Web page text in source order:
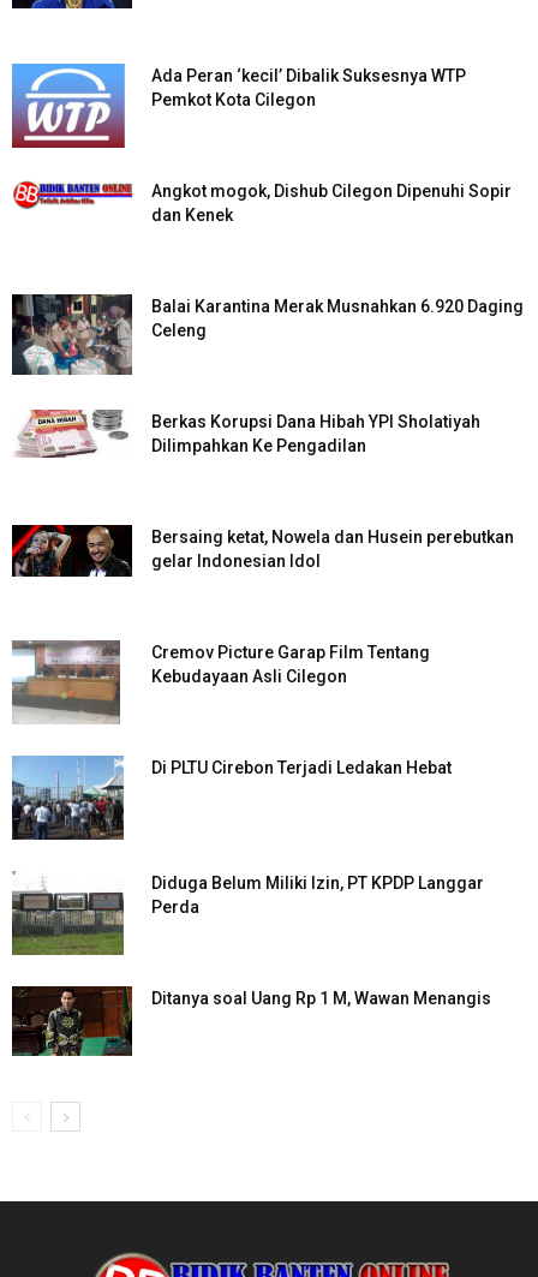
Ada Peran ‘kecil’ Dibalik Suksesnya WTP
Pemkot Kota Cilegon
Angkot mogok, Dishub Cilegon Dipenuhi Sopir
dan Kenek
Balai Karantina Merak Musnahkan 6.920 Daging
Celeng
Berkas Korupsi Dana Hibah YPI Sholatiyah
Dilimpahkan Ke Pengadilan
Bersaing ketat, Nowela dan Husein perebutkan
gelar Indonesian Idol
Cremov Picture Garap Film Tentang
Kebudayaan Asli Cilegon
Di PLTU Cirebon Terjadi Ledakan Hebat
Diduga Belum Miliki Izin, PT KPDP Langgar
Perda
Ditanya soal Uang Rp 1 M, Wawan Menangis